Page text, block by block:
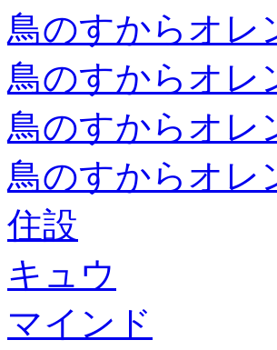
鳥のすからオレ
鳥のすからオレ
鳥のすからオレ
鳥のすからオレ
住設
キュウ
マインド